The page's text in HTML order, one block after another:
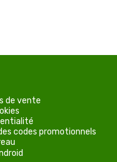
de vente
codes promotionnels